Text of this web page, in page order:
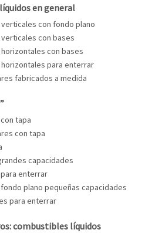
en general
con fondo plano
con bases
con bases
para enterrar
fabricados a medida
tapa
con tapa
capacidades
enterrar
plano pequeñas capacidades
para enterrar
combustibles líquidos